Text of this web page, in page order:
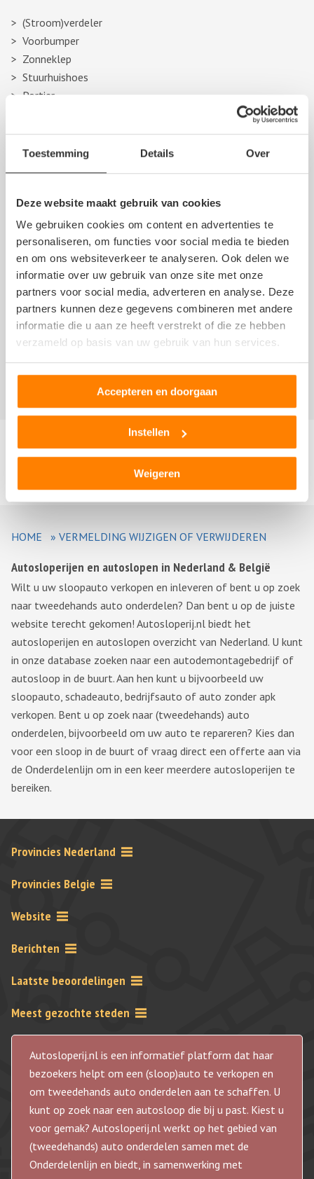
Toestemming Details Over
Deze website maakt gebruik van cookies
We gebruiken cookies om content en advertenties te
personaliseren, om functies voor social media te bieden
en om ons websiteverkeer te analyseren. Ook delen we
informatie over uw gebruik van onze site met onze
partners voor social media, adverteren en analyse. Deze
partners kunnen deze gegevens combineren met andere
informatie die u aan ze heeft verstrekt of die ze hebben
verzameld op basis van uw gebruik van hun services.
Accepteren en doorgaan
Instellen
Weigeren
(Stroom)verdeler
Voorbumper
Zonneklep
Stuurhuishoes
Portier
Gasklep
Dashboard
HOME » VERMELDING WIJZIGEN OF VERWIJDEREN
Autosloperijen en autoslopen in Nederland & België
Wilt u uw sloopauto verkopen en inleveren of bent u op zoek
naar tweedehands auto onderdelen? Dan bent u op de juiste
website terecht gekomen! Autosloperij.nl biedt het
autosloperijen en autoslopen overzicht van Nederland. U kunt
in onze database zoeken naar een autodemontagebedrijf of
autosloop in de buurt. Aan hen kunt u bijvoorbeeld uw
sloopauto, schadeauto, bedrijfsauto of auto zonder apk
verkopen. Bent u op zoek naar (tweedehands) auto
onderdelen, bijvoorbeeld om uw auto te repareren? Kies dan
voor een sloop in de buurt of vraag direct een offerte aan via
de Onderdelenlijn om in een keer meerdere autosloperijen te
bereiken.
Provincies Nederland
Provincies Belgie
Website
Berichten
Laatste beoordelingen
Meest gezochte steden
Autosloperij.nl is een informatief platform dat haar
bezoekers helpt om een (sloop)auto te verkopen en
om tweedehands auto onderdelen aan te schaffen. U
kunt op zoek naar een autosloop die bij u past. Kiest u
voor gemak? Autosloperij.nl werkt op het gebied van
(tweedehands) auto onderdelen samen met de
Onderdelenlijn en biedt, in samenwerking met